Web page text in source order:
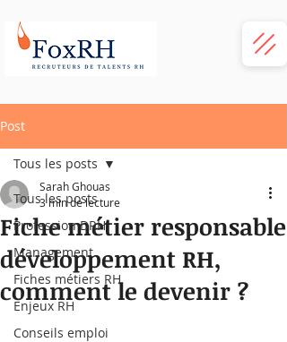
Post
Tous les posts
Profession DRH
Management
Fiches métiers RH
Enjeux RH
Conseils emploi
Tous les posts
Fiche métier responsable
développement RH,
comment le devenir ?
Sarah Ghouas
3 min de lecture